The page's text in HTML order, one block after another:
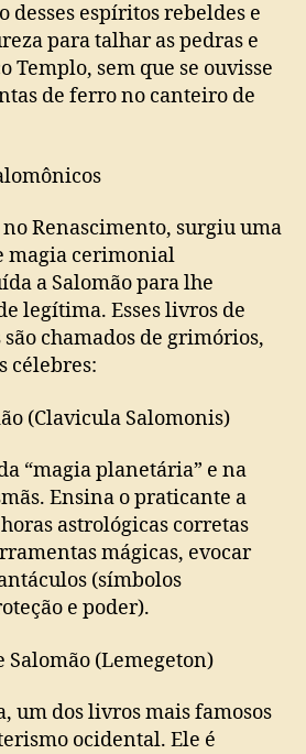
desses espíritos rebeldes e
para talhar as pedras e
Templo, sem que se ouvisse
de ferro no canteiro de
Renascimento, surgiu uma
magia cerimonial
a Salomão para lhe
legítima. Esses livros de
chamados de grimórios,
célebres:
(Clavicula Salomonis)
“magia planetária” e na
Ensina o praticante a
astrológicas corretas
mágicas, evocar
(símbolos
e poder).
Salomão (Lemegeton)
um dos livros mais famosos
ocidental. Ele é